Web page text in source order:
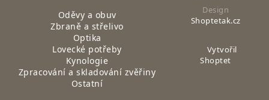
Oděvy a obuv
Zbraně a střelivo
Optika
Lovecké potřeby
Kynologie
Zpracování a skladování zvěřiny
Ostatní
Design
Shoptetak.cz
Vytvořil
Shoptet